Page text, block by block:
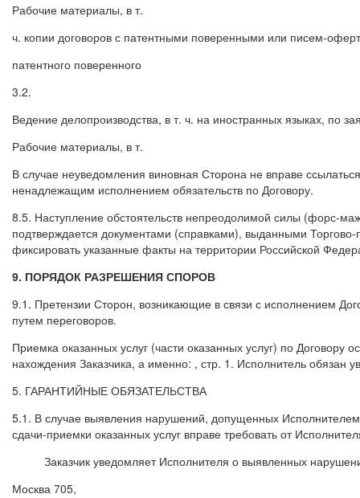
Рабочие материалы, в т.
ч. копии договоров с патентными поверенными или писем-
патентного поверенного
3.2.
Ведение делопроизводства, в т. ч. на иностранных языках, по
Рабочие материалы, в т.
В случае неуведомления виновная Сторона не вправе
ненадлежащим исполнением обязательств по Договору.
8.5. Наступление обстоятельств непреодолимой силы (форс-
подтверждается документами (справками), выданными
фиксировать указанные факты на территории Российской
9. ПОРЯДОК РАЗРЕШЕНИЯ СПОРОВ
9.1. Претензии Сторон, возникающие в связи с исполнением
путем переговоров.
Приемка оказанных услуг (части оказанных услуг) по
нахождения Заказчика, а именно: , стр. 1. Исполнитель обязан
5. ГАРАНТИЙНЫЕ ОБЯЗАТЕЛЬСТВА
5.1. В случае выявления нарушений, допущенных
сдачи-приемки оказанных услуг вправе требовать от
Заказчик уведомляет Исполнителя о выявленных
Москва 705,